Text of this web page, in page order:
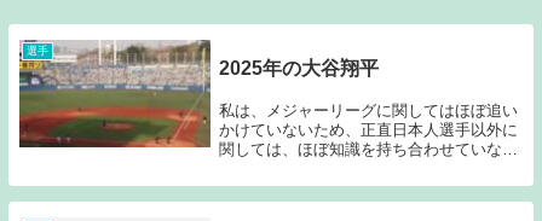
選手
2025年の大谷翔平
私は、メジャーリーグに関してはほぼ追い
かけていないため、正直日本人選手以外に
関しては、ほぼ知識を持ち合わせていない
をはじめとする日本人メジャーリーガーの
対戦相手、チームメイトととして選手が紹